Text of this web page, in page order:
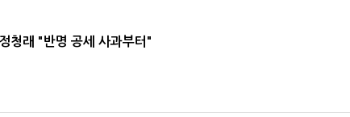
청래 "반명 공세 사과부터"